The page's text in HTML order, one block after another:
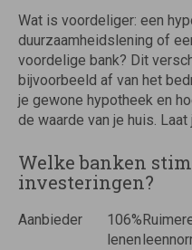
Wat is voordeliger: een
duurzaamheidslening of
voordelige bank? Dit
bijvoorbeeld af van het
je gewone hypotheek en
de waarde van je huis.
Welke banken
investeringen?
Aanbieder
106%
lenen